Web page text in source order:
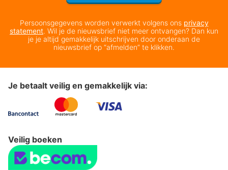
Persoonsgegevens worden verwerkt volgens ons privacy
statement. Wil je de nieuwsbrief niet meer ontvangen? Dan kun
je je altijd gemakkelijk uitschrijven door onderaan de
nieuwsbrief op “afmelden” te klikken.
Je betaalt veilig en gemakkelijk via:
Veilig boeken